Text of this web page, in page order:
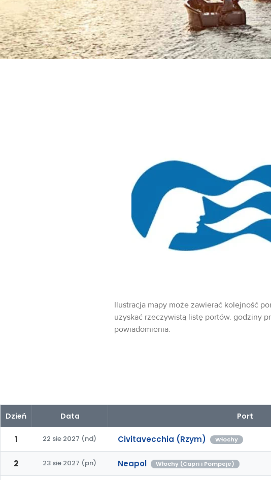
Ilustracja mapy może zawierać kolejność
uzyskać rzeczywistą listę portów. godziny
powiadomienia.
Dzień Data Port
1 22 sie 2027 (nd) Civitavecchia (Rzym) Włochy
2 23 sie 2027 (pn) Neapol Włochy (Capri i Pompeje)